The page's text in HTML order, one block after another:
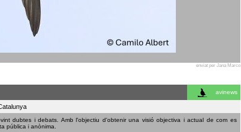
enviat per Jana Marco
avinews
dubtes i debats. Amb l'objectiu d'obtenir una visió objectiva i actual de com es
pública i anònima.